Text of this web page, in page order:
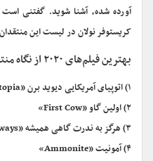
آورده شده، آشنا شوید. گفتنی است
کریستوفر نولان در لیست‌ این
بهترین فیلم‌های ۲۰۲۰ از نگاه منتقدان هالیوود ریپورتر
۱) اتوپیای آمریکایی دیوید برن «David Byrne’s American Utopia»
۲) اولین گاو «First Cow»
۳) هرگز به ندرت گاهی همیشه «Never Rarely Sometimes Always»
۴) آمونیت «Ammonite»